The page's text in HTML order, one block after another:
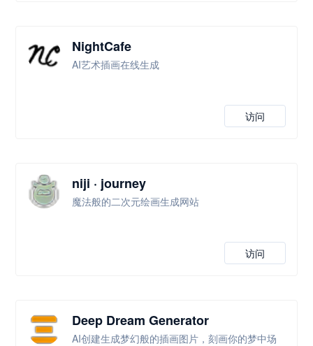
NightCafe
AI艺术插画在线生成
访问
niji · journey
魔法般的二次元绘画生成网站
访问
Deep Dream Generator
AI创建生成梦幻般的插画图片，刻画你的梦中场